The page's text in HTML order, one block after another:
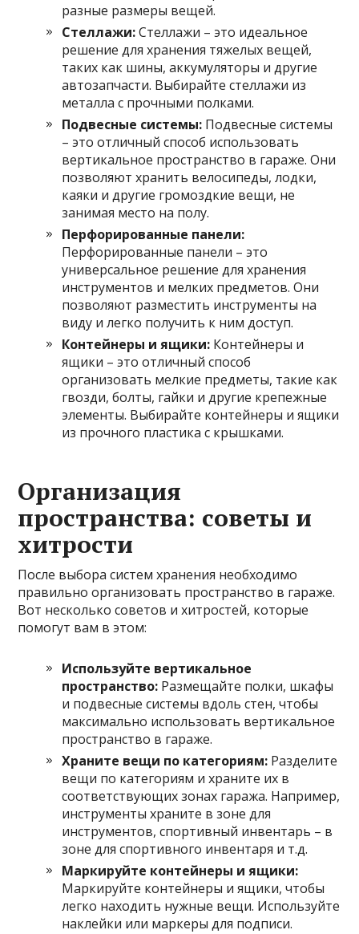
разные размеры вещей.
Стеллажи:Стеллажи – это идеальное
решение для хранения тяжелых вещей,
таких как шины, аккумуляторы и другие
автозапчасти. Выбирайте стеллажи из
металла с прочными полками.
Подвесные системы: Подвесные системы
– это отличный способ использовать
вертикальное пространство в гараже. Они
позволяют хранить велосипеды, лодки,
каяки и другие громоздкие вещи, не
занимая место на полу.
Перфорированные панели:
Перфорированные панели – это
универсальное решение для хранения
инструментов и мелких предметов. Они
позволяют разместить инструменты на
виду и легко получить к ним доступ.
Контейнеры и ящики: Контейнеры и
ящики – это отличный способ
организовать мелкие предметы, такие как
гвозди, болты, гайки и другие крепежные
элементы. Выбирайте контейнеры и ящики
из прочного пластика с крышками.
Организация
пространства: советы и
хитрости
После выбора систем хранения необходимо
правильно организовать пространство в гараже.
Вот несколько советов и хитростей, которые
помогут вам в этом:
Используйте вертикальное
пространство: Размещайте полки, шкафы
и подвесные системы вдоль стен, чтобы
максимально использовать вертикальное
пространство в гараже.
Храните вещи по категориям: Разделите
вещи по категориям и храните их в
соответствующих зонах гаража. Например,
инструменты храните в зоне для
инструментов, спортивный инвентарь – в
зоне для спортивного инвентаря и т.д.
Маркируйте контейнеры и ящики:
Маркируйте контейнеры и ящики, чтобы
легко находить нужные вещи. Используйте
наклейки или маркеры для подписи.